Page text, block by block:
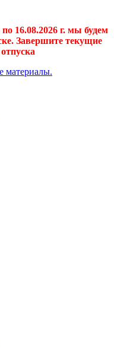
16.08.2026 г. мы будем
Завершите текущие